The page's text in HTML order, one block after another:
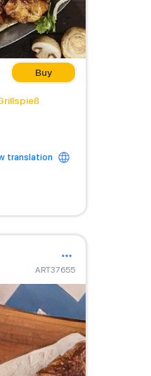
Buy
translation
ART37655